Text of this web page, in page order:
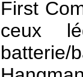
First
ceux